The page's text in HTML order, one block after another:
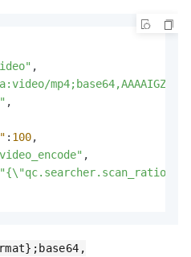
,
,
: 100,
,